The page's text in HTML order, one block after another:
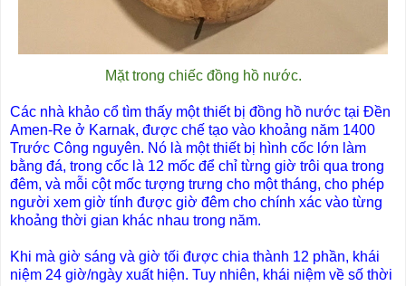
Mặt trong chiếc đồng hồ nước.
Các nhà khảo cổ tìm thấy một thiết bị đồng hồ nước tại Đền
Amen-Re ở Karnak, được chế tạo vào khoảng năm 1400
Trước Công nguyên. Nó là một thiết bị hình cốc lớn làm
bằng đá, trong cốc là 12 mốc để chỉ từng giờ trôi qua trong
đêm, và mỗi cột mốc tượng trưng cho một tháng, cho phép
người xem giờ tính được giờ đêm cho chính xác vào từng
khoảng thời gian khác nhau trong năm.
Khi mà giờ sáng và giờ tối được chia thành 12 phần, khái
niệm 24 giờ/ngày xuất hiện. Tuy nhiên, khái niệm về số thời